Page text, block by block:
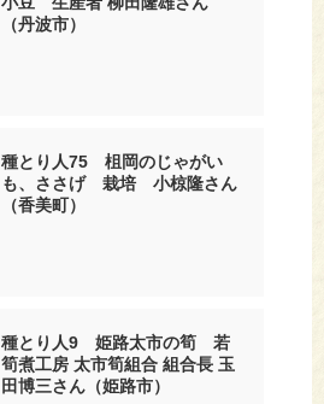
（丹波市）
種とり人75 柤岡のじゃがい
も、ささげ 栽培 小椋隆さん
（香美町）
種とり人9 姫路太市の筍 若
筍煮工房 太市筍組合 組合長 玉
田博三さん（姫路市）